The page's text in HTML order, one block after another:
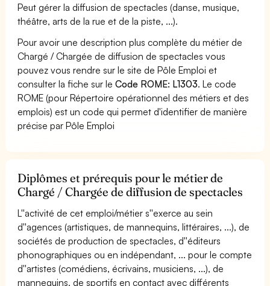
Peut gérer la diffusion de spectacles (danse, musique,
théâtre, arts de la rue et de la piste, ...).
Pour avoir une description plus complète du métier de
Chargé / Chargée de diffusion de spectacles vous
pouvez vous rendre sur le site de Pôle Emploi et
consulter la fiche sur leCode ROME: L1303. Le code
ROME (pour Répertoire opérationnel des métiers et des
emplois) est un code qui permet d'identifier de manière
précise par Pôle Emploi
Diplômes et prérequis pour le métier de
Chargé / Chargée de diffusion de spectacles
L''activité de cet emploi/métier s''exerce au sein
d''agences (artistiques, de mannequins, littéraires, ...), de
sociétés de production de spectacles, d''éditeurs
phonographiques ou en indépendant, ... pour le compte
d''artistes (comédiens, écrivains, musiciens, ...), de
mannequins, de sportifs en contact avec différents